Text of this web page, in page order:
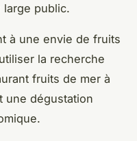
large public.
à une envie de fruits
la recherche
fruits de mer à
une dégustation